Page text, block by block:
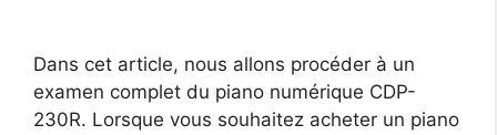
Dans cet article, nous allons procéder à un
examen complet du piano numérique CDP-
230R. Lorsque vous souhaitez acheter un piano